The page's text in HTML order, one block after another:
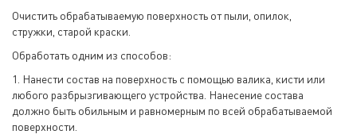
Очистить обрабатываемую поверхность от пыли, опилок,
стружки, старой краски.
Обработать одним из способов:
1. Нанести состав на поверхность с помощью валика, кисти или
любого разбрызгивающего устройства. Нанесение состава
должно быть обильным и равномерным по всей обрабатываемой
поверхности.